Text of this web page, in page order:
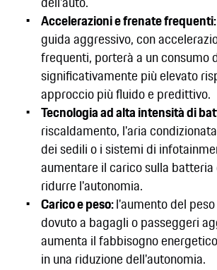
Accelerazioni e frenate frequenti:
guida aggressivo, con
frequenti, porterà a un consumo
significativamente più elevato
approccio più fluido e predittivo.
Tecnologia ad alta intensità di
riscaldamento, l'aria
dei sedili o i sistemi di
aumentare il carico sulla batteria
ridurre l'autonomia.
Carico e peso:l'aumento del
dovuto a bagagli o passeggeri
aumenta il fabbisogno
in una riduzione dell'autonomia.